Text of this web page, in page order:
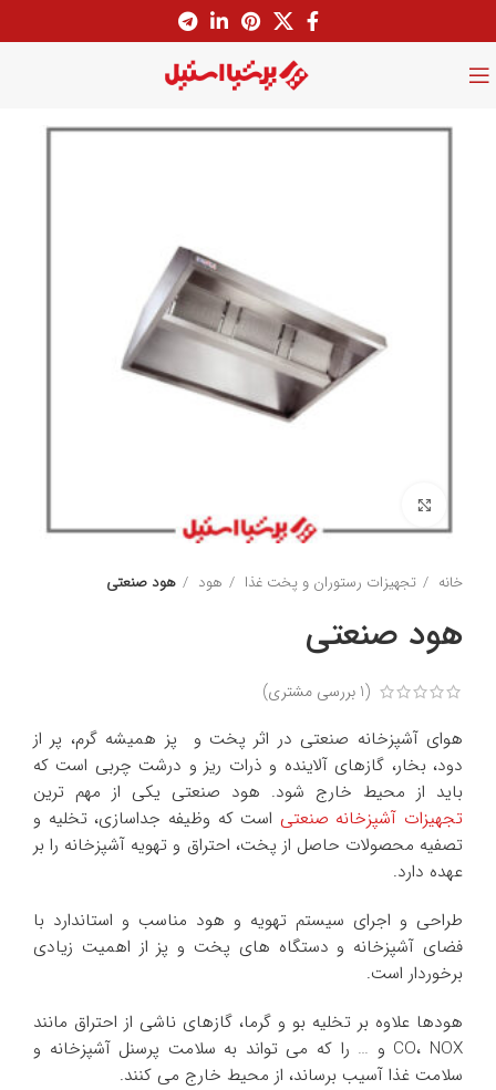
خانه تجهیزات رستوران و پخت غذا هود هود صنعتی
هود صنعتی
(
1 بررسی مشتری)
هوای آشپزخانه صنعتی در اثر پخت و پز همیشه گرم، پر از
دود، بخار، گازهای آلاینده و ذرات ریز و درشت چربی است که
باید از محیط خارج شود. هود صنعتی یکی از مهم ترین
تجهیزات آشپزخانه صنعتی است که وظیفه جداسازی، تخلیه و
تصفیه محصولات حاصل از پخت، احتراق و تهویه آشپزخانه را بر
عهده دارد.
طراحی و اجرای سیستم تهویه و هود مناسب و استاندارد با
فضای آشپزخانه و دستگاه های پخت و پز از اهمیت زیادی
برخوردار است.
هودها علاوه بر تخلیه بو و گرما، گازهای ناشی از احتراق مانند
CO، NOX و … را که می تواند به سلامت پرسنل آشپزخانه و
سلامت غذا آسیب برساند، از محیط خارج می کنند.